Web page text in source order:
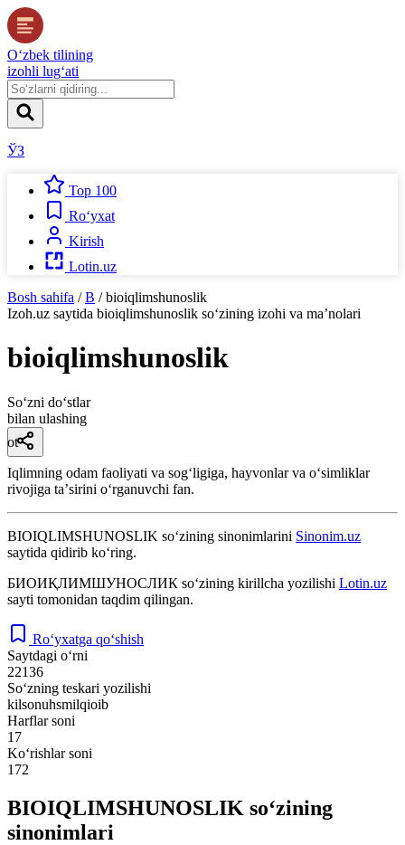
O‘zbek tilining
izohli lug‘ati
ЎЗ
Top 100
Ro‘yxat
Kirish
Lotin.uz
Bosh sahifa / B / bioiqlimshunoslik
Izoh.uz saytida bioiqlimshunoslik so‘zining izohi va ma’nolari
bioiqlimshunoslik
So‘zni do‘stlar
bilan ulashing
ot
Iqlimning odam faoliyati va sogʻligiga, hayvonlar va oʻsimliklar
rivojiga taʼsirini oʻrganuvchi fan.
BIOIQLIMSHUNOSLIK so‘zining sinonimlarini Sinonim.uz
saytida qidirib ko‘ring.
БИОИҚЛИМШУНОСЛИК so‘zining kirillcha yozilishi Lotin.uz
sayti tomonidan taqdim qilingan.
Ro‘yxatga qo‘shish
Saytdagi o‘rni
22136
So‘zning teskari yozilishi
kilsonuhsmilqioib
Harflar soni
17
Ko‘rishlar soni
172
BIOIQLIMSHUNOSLIK so‘zining
sinonimlari